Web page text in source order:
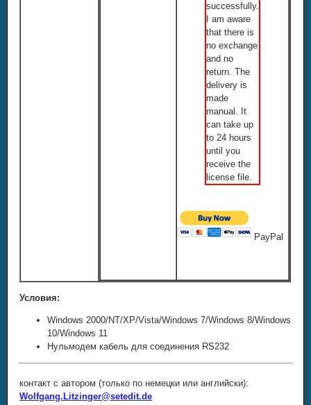
successfully.
I am aware
that there is
no exchange
and no
return. The
delivery is
made
manual. It
can take up
to 24 hours
until you
receive the
license file.
PayPal
Условия:
Windows 2000/NT/XP/Vista/Windows 7/Windows 8/Windows
10/Windows 11
Нульмодем кабель для соединения RS232
контакт с автором (только по немецки или английски):
Wolfgang.Litzinger@setedit.de